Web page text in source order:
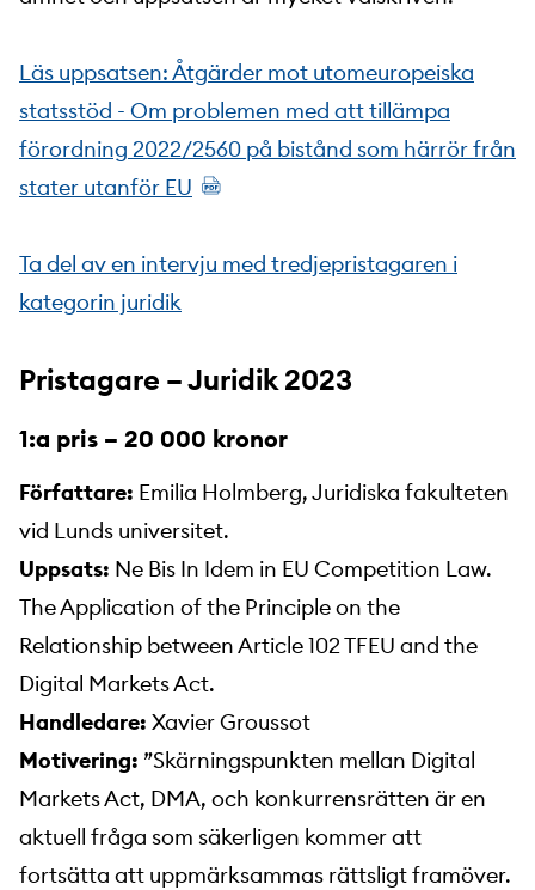
Läs uppsatsen: Åtgärder mot utomeuropeiska
statsstöd - Om problemen med att tillämpa
förordning 2022/2560 på bistånd som härrör från
stater utanför EU
Ta del av en intervju med tredjepristagaren i
kategorin juridik
Pristagare – Juridik 2023
1:a pris – 20 000 kronor
Författare: Emilia Holmberg, Juridiska fakulteten
vid Lunds universitet.
Uppsats: Ne Bis In Idem in EU Competition Law.
The Application of the Principle on the
Relationship between Article 102 TFEU and the
Digital Markets Act.
Handledare: Xavier Groussot
Motivering: ”Skärningspunkten mellan Digital
Markets Act, DMA, och konkurrensrätten är en
aktuell fråga som säkerligen kommer att
fortsätta att uppmärksammas rättsligt framöver.